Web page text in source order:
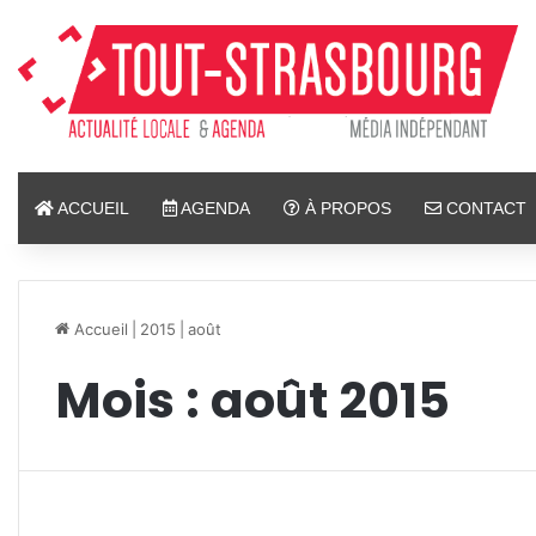
ACCUEIL AGENDA À PROPOS CONTACT
Accueil 2015 août
Mois : août 2015